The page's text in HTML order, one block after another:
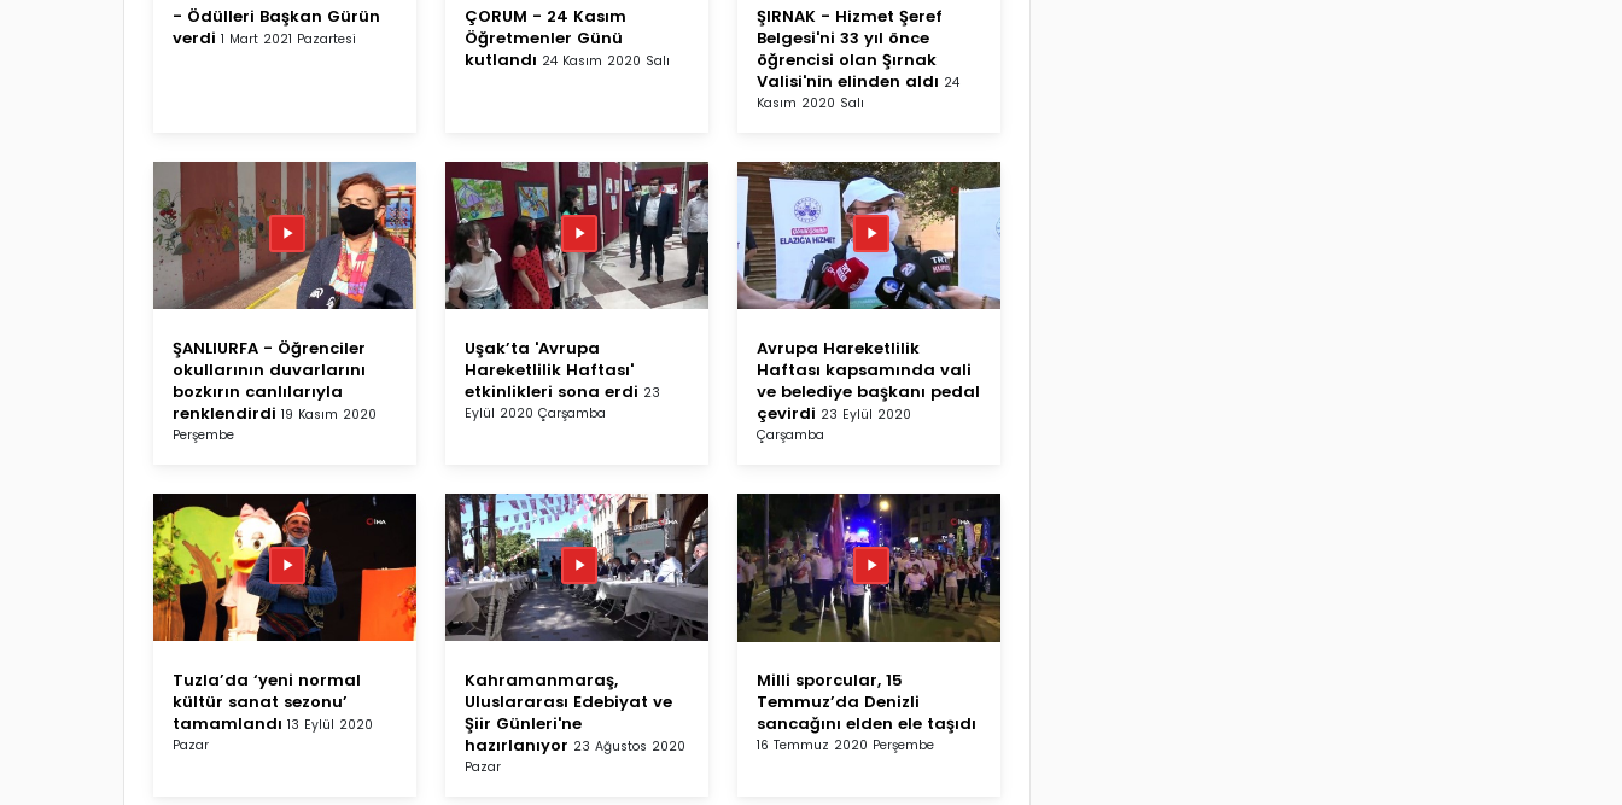
- Ödülleri Başkan Gürün
verdi 1 Mart 2021 Pazartesi
ÇORUM - 24 Kasım
Öğretmenler Günü
kutlandı 24 Kasım 2020 Salı
ŞIRNAK - Hizmet Şeref
Belgesi'ni 33 yıl önce
öğrencisi olan Şırnak
Valisi'nin elinden aldı 24
Kasım 2020 Salı
ŞANLIURFA - Öğrenciler
okullarının duvarlarını
bozkırın canlılarıyla
renklendirdi 19 Kasım 2020
Perşembe
Uşak’ta 'Avrupa
Hareketlilik Haftası'
etkinlikleri sona erdi 23
Eylül 2020 Çarşamba
Avrupa Hareketlilik
Haftası kapsamında vali
ve belediye başkanı pedal
çevirdi 23 Eylül 2020
Çarşamba
Tuzla’da ‘yeni normal
kültür sanat sezonu’
tamamlandı 13 Eylül 2020
Pazar
Kahramanmaraş,
Uluslararası Edebiyat ve
Şiir Günleri'ne
hazırlanıyor 23 Ağustos 2020
Pazar
Milli sporcular, 15
Temmuz’da Denizli
sancağını elden ele taşıdı
16 Temmuz 2020 Perşembe